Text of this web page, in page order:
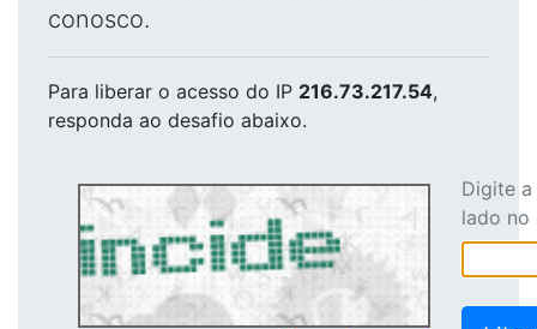
conosco.
Para liberar o acesso do IP 216.73.217.54,
responda ao desafio abaixo.
Digite
lado no